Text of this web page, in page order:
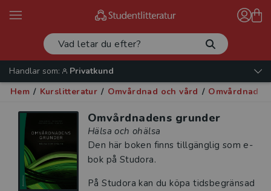
Handlar som:
Privatkund
Hem / Kurslitteratur / Omvårdnad och vård / Omvårdnad
Omvårdnadens grunder
Hälsa och ohälsa
Den här boken finns tillgänglig som e-
bok på Studora.
På Studora kan du köpa tidsbegränsad